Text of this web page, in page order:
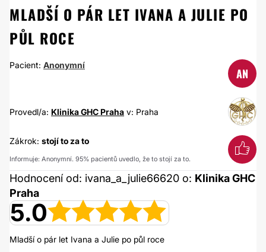
MLADŠÍ O PÁR LET IVANA A JULIE PO
PŮL ROCE
Pacient: Anonymní
AN
Provedl/a: Klinika GHC Praha v: Praha
Zákrok: stojí to za to
Informuje: Anonymní. 95% pacientů uvedlo, že to stojí za to.
Hodnocení od: ivana_a_julie66620 o: Klinika GHC
Praha
5.0
Mladší o pár let Ivana a Julie po půl roce